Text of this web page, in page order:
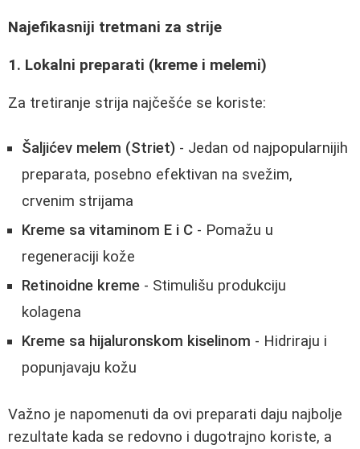
Najefikasniji tretmani za strije
1. Lokalni preparati (kreme i melemi)
Za tretiranje strija najčešće se koriste:
Šaljićev melem (Striet) - Jedan od najpopularnijih
preparata, posebno efektivan na svežim,
crvenim strijama
Kreme sa vitaminom E i C - Pomažu u
regeneraciji kože
Retinoidne kreme - Stimulišu produkciju
kolagena
Kreme sa hijaluronskom kiselinom - Hidriraju i
popunjavaju kožu
Važno je napomenuti da ovi preparati daju najbolje
rezultate kada se redovno i dugotrajno koriste, a